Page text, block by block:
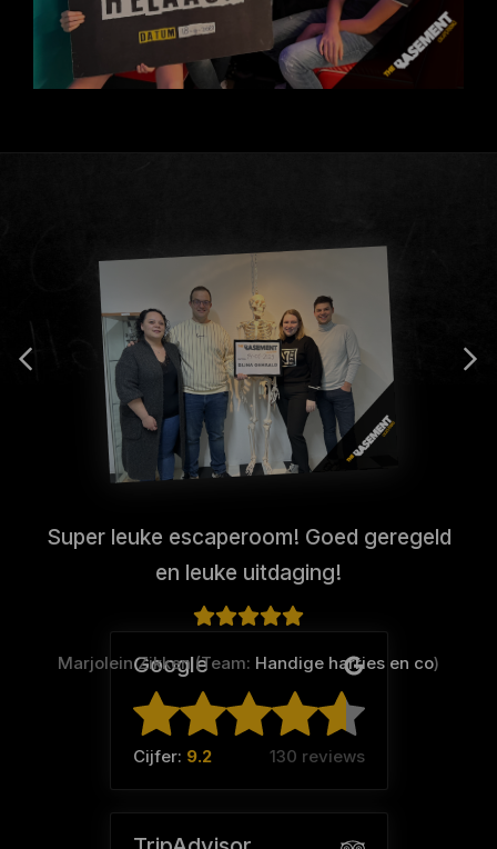
Super leuke escaperoom! Goed geregeld
en leuke uitdaging!
Marjolein Zikken (Team: Handige harries en co)
Google
Cijfer: 9.2 130 reviews